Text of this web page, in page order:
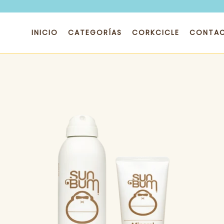
directamente
contenidoINICIO CATEGORÍAS CORKCICLE